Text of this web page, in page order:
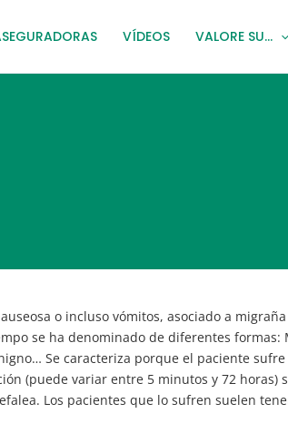
VÍDEOS VALORE SU…
o incluso vómitos, asociado a
se ha denominado de diferentes formas:
Se caracteriza porque el paciente
(puede variar entre 5 minutos y 72 horas)
Los pacientes que lo sufren suelen